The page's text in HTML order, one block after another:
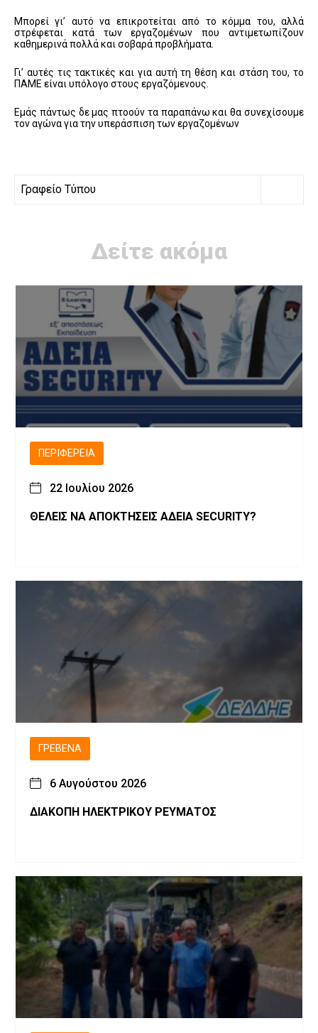
Μπορεί γι’ αυτό να επικροτείται από το κόμμα του, αλλά
στρέφεται κατά των εργαζομένων που αντιμετωπίζουν
καθημερινά πολλά και σοβαρά προβλήματα.
Γι’ αυτές τις τακτικές και για αυτή τη θέση και στάση του, το
ΠΑΜΕ είναι υπόλογο στους εργαζόμενους.
Εμάς πάντως δε μας πτοούν τα παραπάνω και θα συνεχίσουμε
τον αγώνα για την υπεράσπιση των εργαζομένων
Γραφείο Τύπου
Δείτε ακόμα
ΠΕΡΙΦΈΡΕΙΑ
22 Ιουλίου 2026
ΘΕΛΕΙΣ ΝΑ ΑΠΟΚΤΗΣΕΙΣ ΑΔΕΙΑ SECURITY?
ΓΡΕΒΕΝΆ
6 Αυγούστου 2026
ΔΙΑΚΟΠΗ ΗΛΕΚΤΡΙΚΟΥ ΡΕΥΜΑΤΟΣ